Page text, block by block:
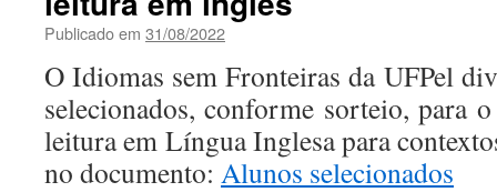
Publicado em 31/08/2022
O Idiomas sem Fronteiras da UFPel
selecionados, conforme sorteio, para
leitura em Língua Inglesa para
no documento: Alunos selecionados